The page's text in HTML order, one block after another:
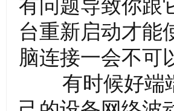
有问题导致你跟
台重新启动才能
脑连接一会不可
有时候好端端